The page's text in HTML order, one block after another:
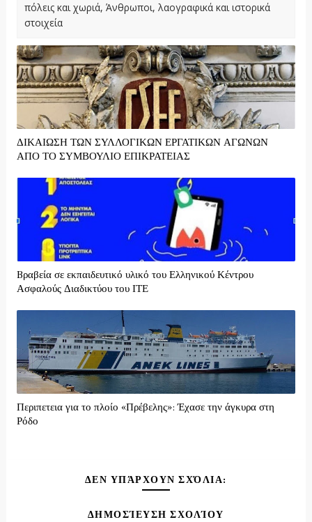
πόλεις και χωριά, Άνθρωποι, λαογραφικά και ιστορικά
στοιχεία
ΔΙΚΑΙΩΣΗ ΤΩΝ ΣΥΛΛΟΓΙΚΩΝ ΕΡΓΑΤΙΚΩΝ ΑΓΩΝΩΝ
ΑΠΟ ΤΟ ΣΥΜΒΟΥΛΙΟ ΕΠΙΚΡΑΤΕΙΑΣ
Bραβεία σε εκπαιδευτικό υλικό του Ελληνικού Κέντρου
Ασφαλούς Διαδικτύου του ΙΤΕ
Περιπετεια για το πλοίο «Πρέβελης»: Έχασε την άγκυρα στη
Ρόδο
ΔΕΝ ΥΠΆΡΧΟΥΝ ΣΧΌΛΙΑ:
ΔΗΜΟΣΊΕΥΣΗ ΣΧΟΛΊΟΥ